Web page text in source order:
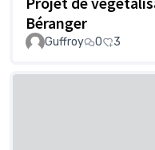
Béranger
Guffroy 0 3